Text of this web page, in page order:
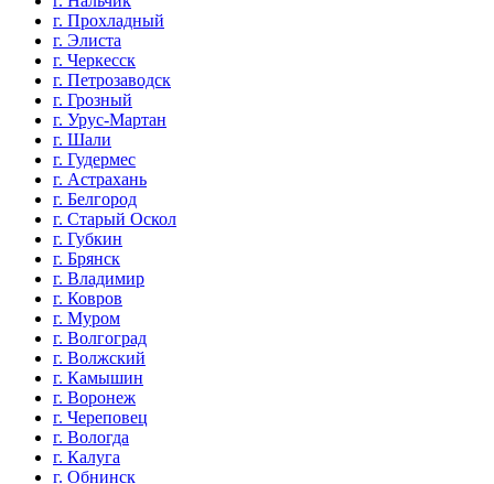
г. Прохладный
г. Элиста
г. Черкесск
г. Петрозаводск
г. Грозный
г. Урус-Мартан
г. Шали
г. Гудермес
г. Астрахань
г. Белгород
г. Старый Оскол
г. Губкин
г. Брянск
г. Владимир
г. Ковров
г. Муром
г. Волгоград
г. Волжский
г. Камышин
г. Воронеж
г. Череповец
г. Вологда
г. Калуга
г. Обнинск